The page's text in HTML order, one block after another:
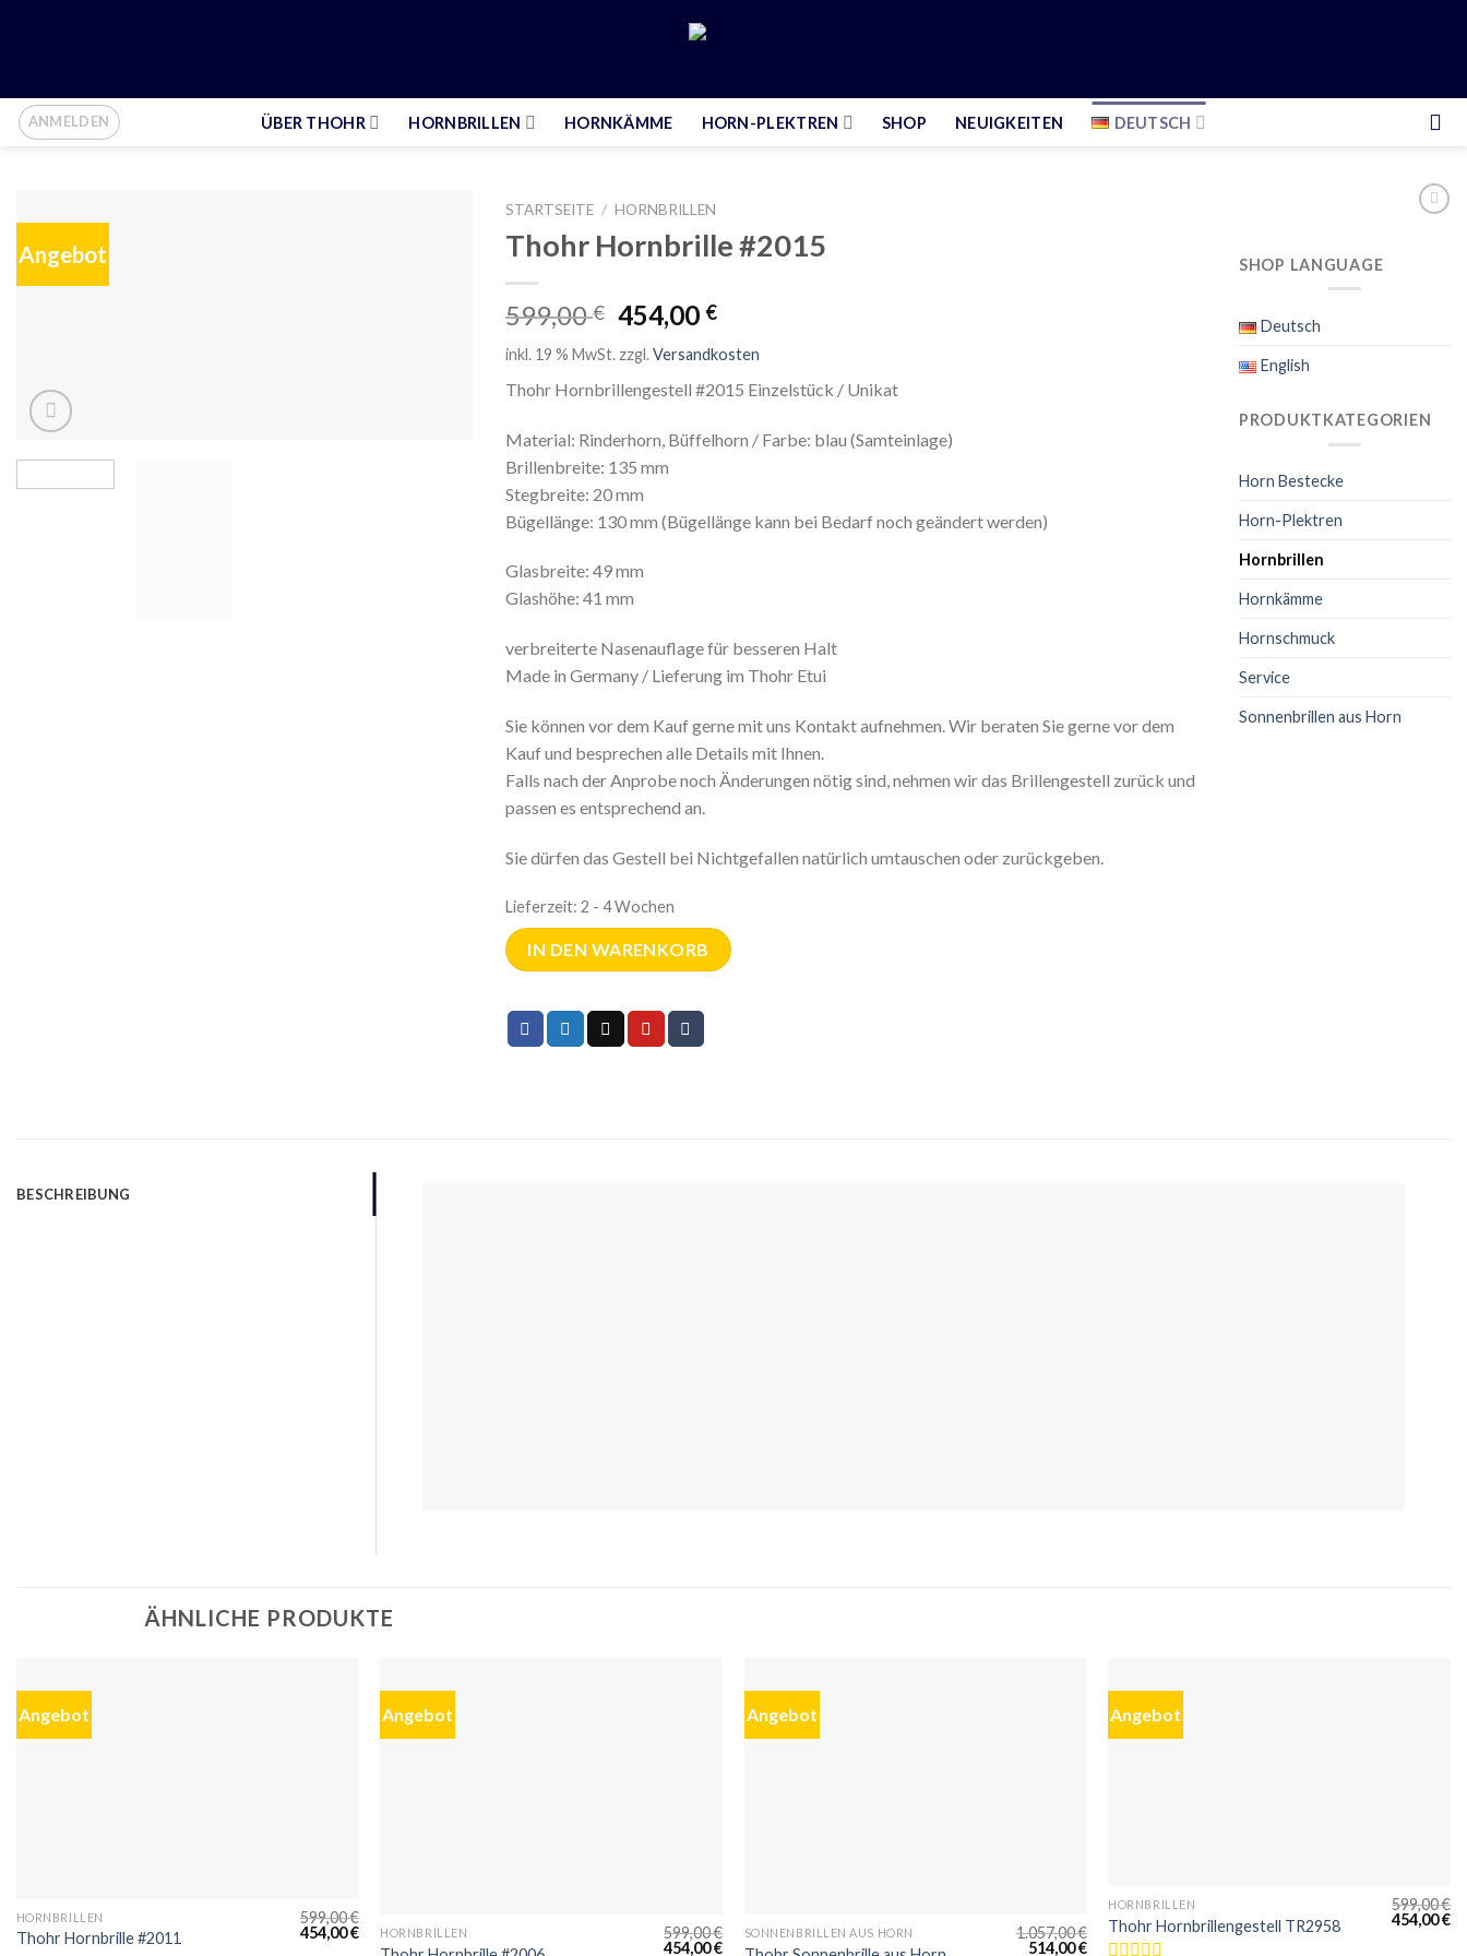
ANMELDEN ÜBER THOHR HORNBRILLEN HORNKÄMME HORN-PLEKTREN SHOP NEUIGKEITEN DEUTSCH
Angebot
STARTSEITE / HORNBRILLEN
Thohr Hornbrille #2015
599,00€ 454,00 €
inkl. 19 % MwSt. zzgl.Versandkosten
Thohr Hornbrillengestell #2015 Einzelstück / Unikat
Material: Rinderhorn, Büffelhorn / Farbe: blau (Samteinlage)
Brillenbreite: 135 mm
Stegbreite: 20 mm
Bügellänge: 130 mm (Bügellänge kann bei Bedarf noch geändert werden)
Glasbreite: 49 mm
Glashöhe: 41 mm
verbreiterte Nasenauflage für besseren Halt
Made in Germany / Lieferung im Thohr Etui
Sie können vor dem Kauf gerne mit uns Kontakt aufnehmen. Wir beraten Sie gerne vor dem
Kauf und besprechen alle Details mit Ihnen.
Falls nach der Anprobe noch Änderungen nötig sind, nehmen wir das Brillengestell zurück und
passen es entsprechend an.
Sie dürfen das Gestell bei Nichtgefallen natürlich umtauschen oder zurückgeben.
Lieferzeit: 2 - 4 Wochen
IN DEN WARENKORB
SHOP LANGUAGE
Deutsch
English
PRODUKTKATEGORIEN
Horn Bestecke
Horn-Plektren
Hornbrillen
Hornkämme
Hornschmuck
Service
Sonnenbrillen aus Horn
BESCHREIBUNG
ÄHNLICHE PRODUKTE
Angebot
HORNBRILLEN
Thohr Hornbrille #2011
599,00€
454,00€
Angebot
HORNBRILLEN 599,00€
454,00€
Angebot
SONNENBRILLEN AUS HORN 1.057,00€
514,00€
Angebot
HORNBRILLEN
Thohr Hornbrillengestell TR2958
599,00€
454,00€